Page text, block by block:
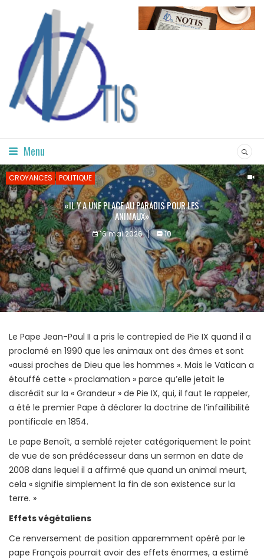
Menu
CROYANCES POLITIQUE
«IL Y A UNE PLACE AU PARADIS POUR LES
ANIMAUX»
16 mai 2026 10
Le Pape Jean-Paul II a pris le contrepied de Pie IX quand il a
proclamé en 1990 que les animaux ont des âmes et sont
«aussi proches de Dieu que les hommes ». Mais le Vatican a
étouffé cette « proclamation » parce qu’elle jetait le
discrédit sur la « Grandeur » de Pie IX, qui, il faut le rappeler,
a été le premier Pape à déclarer la doctrine de l’infaillibilité
pontificale en 1854.
Le pape Benoît, a semblé rejeter catégoriquement le point
de vue de son prédécesseur dans un sermon en date de
2008 dans lequel il a affirmé que quand un animal meurt,
cela « signifie simplement la fin de son existence sur la
terre. »
Effets végétaliens
Ce renversement de position apparemment opéré par le
pape François pourrait avoir des effets énormes, a estimé